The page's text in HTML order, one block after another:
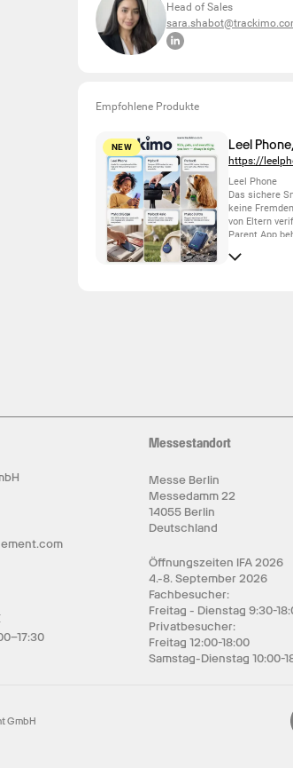
Head of Sales
Empfohlene Produkte
NEW Leel
https://
Leel Phone
Das sichere
keine
von Eltern
Parent App
Myloc8
Leichte,
Standort
Messestandort
Messe Berlin
Messedamm 22
14055 Berlin
Deutschland
Öffnungszeiten IFA 2026
4.-8. September 2026
Fachbesucher:
Freitag - Dienstag 9:30-
Privatbesucher:
Freitag 12:00-18:00
Samstag-Dienstag 10:00-
GmbH